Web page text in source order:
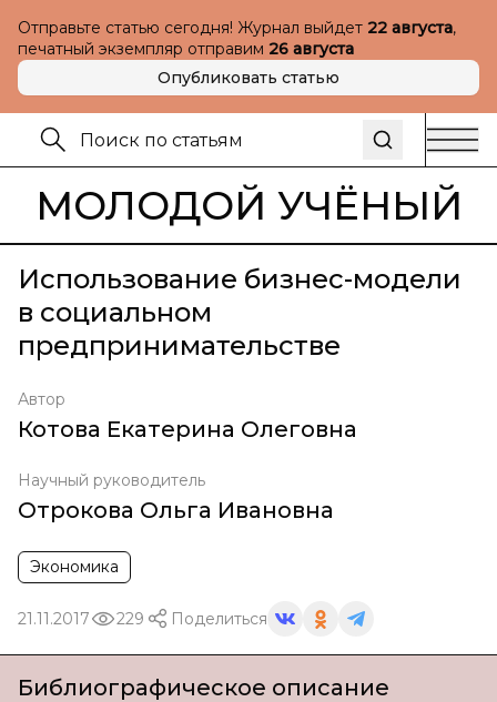
Отправьте статью сегодня! Журнал выйдет 22 августа,
печатный экземпляр отправим 26 августа
Опубликовать статью
МОЛОДОЙ УЧЁНЫЙ
Использование бизнес-модели
в социальном
предпринимательстве
Автор
Котова Екатерина Олеговна
Научный руководитель
Отрокова Ольга Ивановна
Экономика
21.11.2017 229 Поделиться
Библиографическое описание